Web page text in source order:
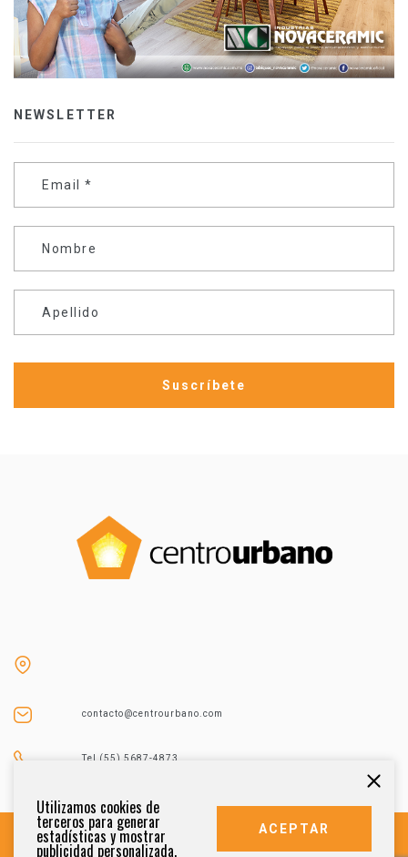
NEWSLETTER
Email *
Nombre
Apellido
contacto@centrourbano.com
Tel (55) 5687-4873
Utilizamos cookies de
terceros para generar
estadísticas y mostrar
publicidad personalizada.
ACEPTAR